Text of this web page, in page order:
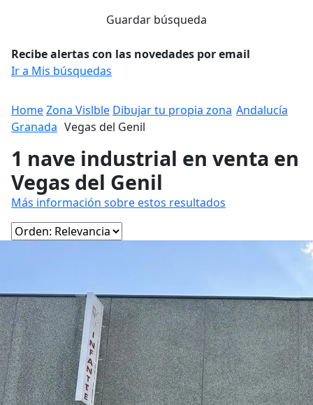
Guardar búsqueda
Recibe alertas con las novedades por email
Ir a Mis búsquedas
HomeZona Vislble Dibujar tu propia zona Andalucía
Granada Vegas del Genil
1 nave industrial en venta en
Vegas del Genil
Más información sobre estos resultados